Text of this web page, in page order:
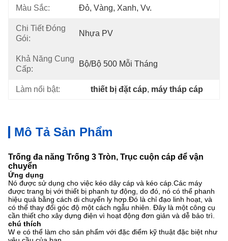
Màu Sắc: Đỏ, Vàng, Xanh, Vv.
Chi Tiết Đóng
Gói:
Nhựa PV
Khả Năng Cung
Cấp:
Bộ/bộ 500 Mỗi Tháng
Làm nổi bật: thiết bị đặt cáp, máy tháp cáp
Mô Tả Sản Phẩm
Trống đa năng Trống 3 Tròn, Trục cuộn cáp để vận
chuyển
Ứng dụng
Nó được sử dụng cho việc kéo dây cáp và kéo cáp.Các máy
được trang bị với thiết bị phanh tự động, do đó, nó có thể phanh
hiệu quả bằng cách di chuyển ly hợp.Đó là chỉ đạo linh hoạt, và
có thể thay đổi góc độ một cách ngẫu nhiên. Đây là một công cụ
cần thiết cho xây dựng điện vì hoạt động đơn giản và dễ bảo trì.
chú thích
W e có thể làm cho sản phẩm với đặc điểm kỹ thuật đặc biệt như